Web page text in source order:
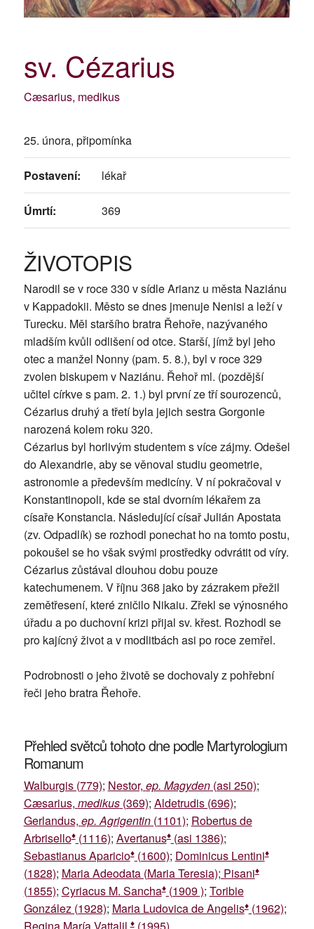
sv. Cézarius
Cæsarius, medikus
25. února, připomínka
Postavení: lékař
Úmrtí: 369
ŽIVOTOPIS
Narodil se v roce 330 v sídle Arianz u města Naziánu
v Kappadokii. Město se dnes jmenuje Nenisi a leží v
Turecku. Měl staršího bratra Řehoře, nazývaného
mladším kvůli odlišení od otce. Starší, jímž byl jeho
otec a manžel Nonny (pam. 5. 8.), byl v roce 329
zvolen biskupem v Naziánu. Řehoř ml. (pozdější
učitel církve s pam. 2. 1.) byl první ze tří sourozenců,
Cézarius druhý a třetí byla jejich sestra Gorgonie
narozená kolem roku 320.
Cézarius byl horlivým studentem s více zájmy. Odešel
do Alexandrie, aby se věnoval studiu geometrie,
astronomie a především medicíny. V ní pokračoval v
Konstantinopoli, kde se stal dvorním lékařem za
císaře Konstancia. Následující císař Julián Apostata
(zv. Odpadlík) se rozhodl ponechat ho na tomto postu,
pokoušel se ho však svými prostředky odvrátit od víry.
Cézarius zůstával dlouhou dobu pouze
katechumenem. V říjnu 368 jako by zázrakem přežil
zemětřesení, které zničilo Nikaiu. Zřekl se výnosného
úřadu a po duchovní krizi přijal sv. křest. Rozhodl se
pro kajícný život a v modlitbách asi po roce zemřel.
Podrobnosti o jeho životě se dochovaly z pohřební
řeči jeho bratra Řehoře.
Přehled světců tohoto dne podle Martyrologium
Romanum
Walburgis (779); Nestor, ep. Magyden(asi 250);
Cæsarius, medikus(369); Aldetrudis (696);
Gerlandus, ep. Agrigentin(1101); Robertus de
Arbrisello♦(1116); Avertanus♦(asi 1386);
Sebastianus Aparicio♦(1600); Dominicus Lentini♦
(1828); Maria Adeodata (Maria Teresia); Pisani♦
(1855); Cyriacus M. Sancha♦(1909 ); Toribie
González (1928); Maria Ludovica de Angelis♦(1962);
Regina María Vattalil♦(1995)